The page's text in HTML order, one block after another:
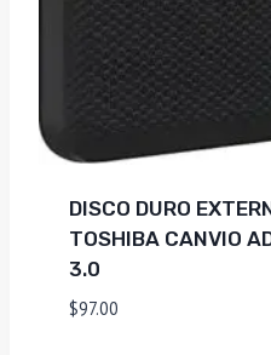
DISCO DURO
TOSHIBA CANVIO
3.0
$97.00